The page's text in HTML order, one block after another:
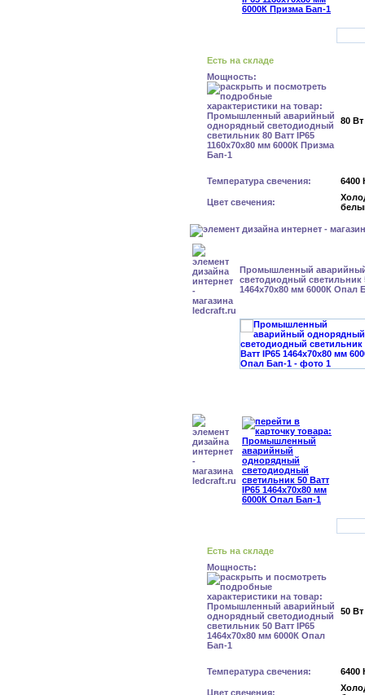
Есть на складе
Мощность:
80 Вт
Температура свечения: 6400
Цвет свечения:
Промышленный
светодиодный светильник
1464x70x80 мм 6000К Опал
Есть на складе
Мощность:
50 Вт
Температура свечения: 6400
Цвет свечения: